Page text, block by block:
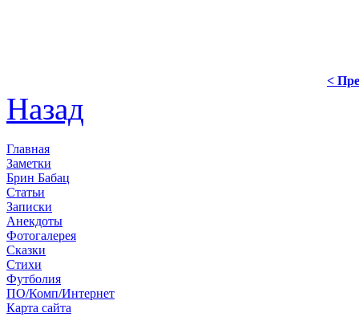
<
Назад
Главная
Заметки
Брин Бабац
Статьи
Записки
Анекдоты
Фотогалерея
Сказки
Стихи
Футболия
ПО/Комп/Интернет
Карта сайта